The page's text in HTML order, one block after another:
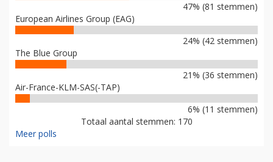
47% (81 stemmen)
European Airlines Group (EAG)
24% (42 stemmen)
The Blue Group
21% (36 stemmen)
Air-France-KLM-SAS(-TAP)
6% (11 stemmen)
Totaal aantal stemmen: 170
Meer polls